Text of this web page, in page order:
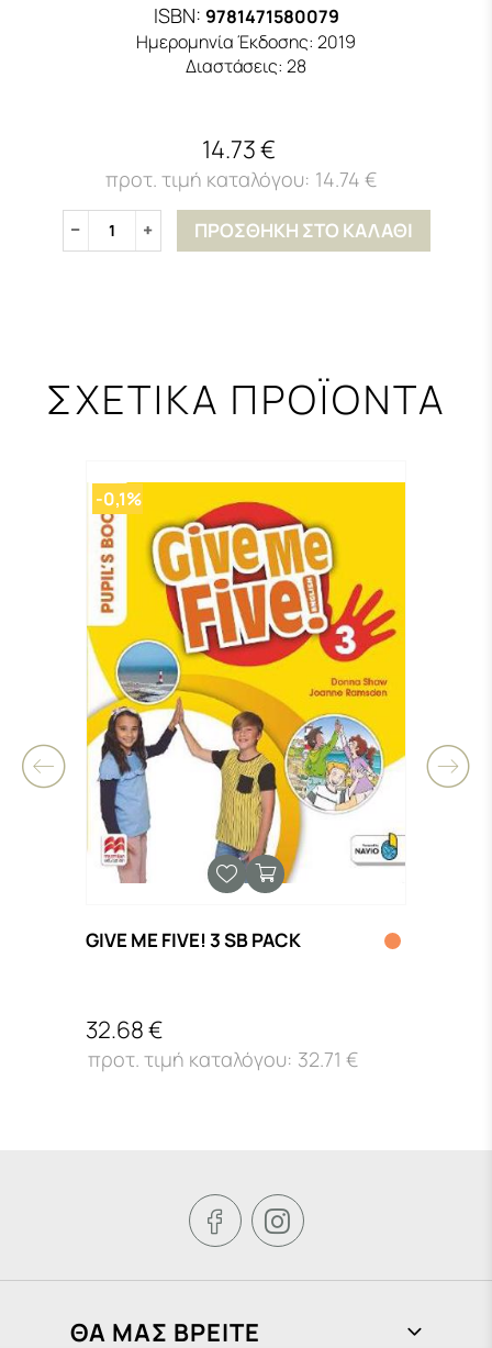
ISBN: 9781471580079
Ημερομηνία Έκδοσης: 2019
Διαστάσεις: 28
14.73 €
14.74 €
1 ΠΡΟΣΘΗΚΗ ΣΤΟ ΚΑΛΑΘΙ
ΣΧΕΤΙΚΑ ΠΡΟΪΟΝΤΑ
-0,1%
GIVE ME FIVE! 3 SB PACK
32.68 €
32.71 €
 
ΘΑ ΜΑΣ ΒΡΕΙΤΕ